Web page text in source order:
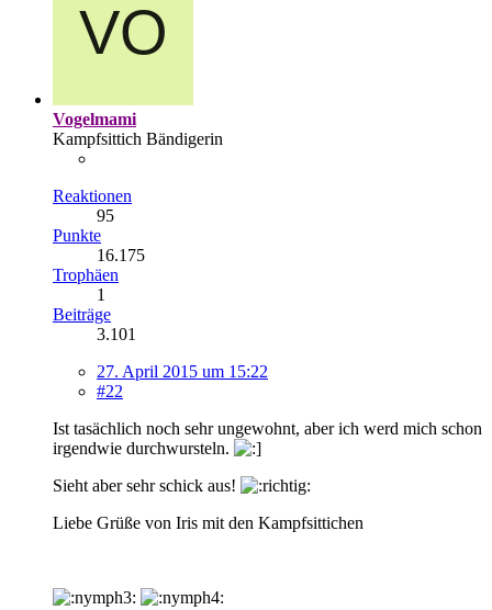
Vogelmami
Kampfsittich Bändigerin
Reaktionen
95
Punkte
16.175
Trophäen
1
Beiträge
3.101
27. April 2015 um 15:22
#22
Ist tasächlich noch sehr ungewohnt, aber ich werd mich schon
irgendwie durchwursteln.
Sieht aber sehr schick aus!
Liebe Grüße von Iris mit den Kampfsittichen